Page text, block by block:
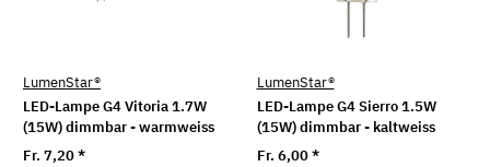
LumenStar®
LED-Lampe G4 Vitoria 1.7W
(15W) dimmbar - warmweiss
Fr. 7,20*
LumenStar®
LED-Lampe G4 Sierro 1.5W
(15W) dimmbar - kaltweiss
Fr. 6,00*